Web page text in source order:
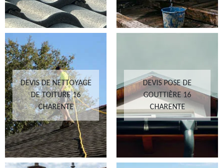
DEVIS DE NETTOYAGE
DE TOITURE 16
CHARENTE
DEVIS POSE DE
GOUTTIÈRE 16
CHARENTE